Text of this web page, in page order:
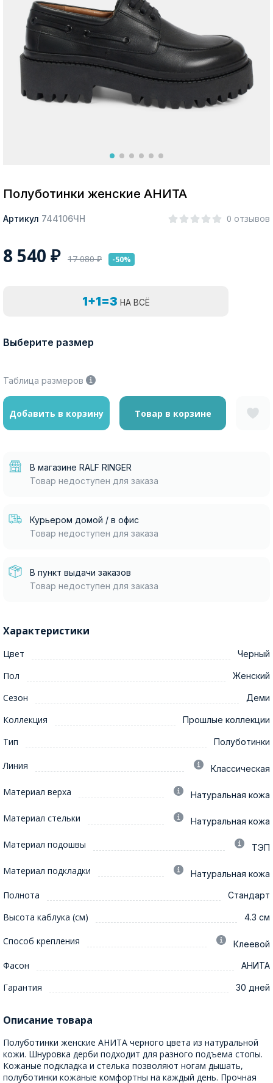
Полуботинки женские АНИТА
Артикул 744106ЧН 0 отзывов
8 540 ₽ 17 080₽ -50%
1+1=3 НА ВСЁ
Выберите размер
Таблица размеров
Добавить в корзину Товар в корзине
В магазине RALF RINGER
Товар недоступен для заказа
Курьером домой / в офис
Товар недоступен для заказа
В пункт выдачи заказов
Товар недоступен для заказа
Характеристики
Цвет Черный
Пол Женский
Сезон Деми
Коллекция Прошлые коллекции
Тип Полуботинки
Линия Классическая
Материал верха Натуральная кожа
Материал стельки Натуральная кожа
Материал подошвы ТЭП
Материал подкладки Натуральная кожа
Полнота Стандарт
Высота каблука (см) 4.3 см
Способ крепления Клеевой
Фасон АНИТА
Гарантия 30 дней
Описание товара
Полуботинки женские АНИТА черного цвета из натуральной
кожи. Шнуровка дерби подходит для разного подъема стопы.
Кожаные подкладка и стелька позволяют ногам дышать,
полуботинки кожаные комфортны на каждый день. Прочная